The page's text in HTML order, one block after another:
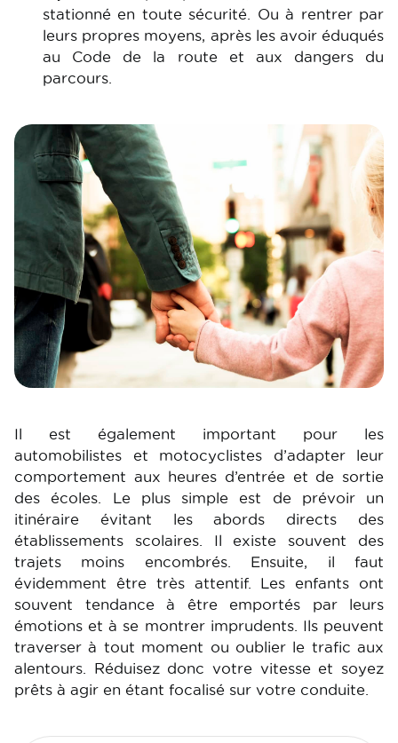
stationné en toute sécurité. Ou à rentrer par
leurs propres moyens, après les avoir éduqués
au Code de la route et aux dangers du
parcours.
Image
Il est également important pour les
automobilistes et motocyclistes d’adapter leur
comportement aux heures d’entrée et de sortie
des écoles. Le plus simple est de prévoir un
itinéraire évitant les abords directs des
établissements scolaires. Il existe souvent des
trajets moins encombrés. Ensuite, il faut
évidemment être très attentif. Les enfants ont
souvent tendance à être emportés par leurs
émotions et à se montrer imprudents. Ils peuvent
traverser à tout moment ou oublier le trafic aux
alentours. Réduisez donc votre vitesse et soyez
prêts à agir en étant focalisé sur votre conduite.